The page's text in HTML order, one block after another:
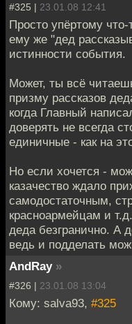
#325 | 23.01.08 12:41
Просто упёртому
ему же "дед
истинности события.
Может, ты всё
призму рассказов
когда Главный
доверять не всегда
единичные - как на
Но если хочется -
казачество ждало
самодостаточным,
красноармейцам и
деда безгранично. А
ведь и подделать
AndRay »
#326 | 23.01.08 13:04
Кому: salva93, #325